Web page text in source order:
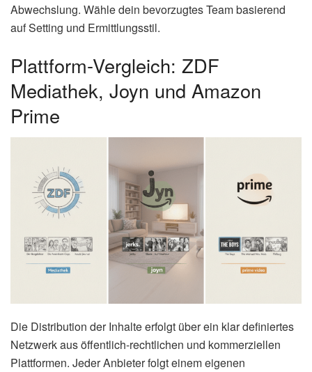
Abwechslung. Wähle dein bevorzugtes Team basierend
auf Setting und Ermittlungsstil.
Plattform-Vergleich: ZDF
Mediathek, Joyn und Amazon
Prime
Die Distribution der Inhalte erfolgt über ein klar definiertes
Netzwerk aus öffentlich-rechtlichen und kommerziellen
Plattformen. Jeder Anbieter folgt einem eigenen